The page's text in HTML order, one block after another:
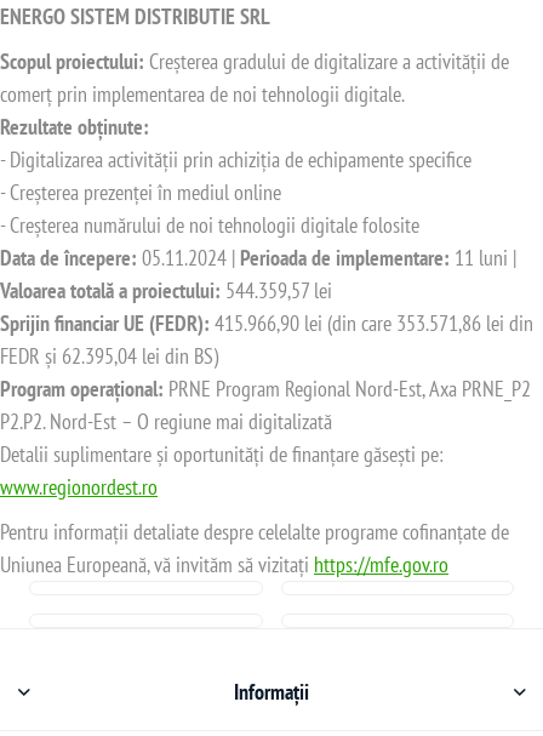
ENERGO SISTEM DISTRIBUTIE SRL
Scopul proiectului: Creșterea gradului de digitalizare a activității de
comerț prin implementarea de noi tehnologii digitale.
Rezultate obținute:
- Digitalizarea activității prin achiziția de echipamente specifice
- Creșterea prezenței în mediul online
- Creșterea numărului de noi tehnologii digitale folosite
Data de începere: 05.11.2024 | Perioada de implementare: 11 luni |
Valoarea totală a proiectului: 544.359,57 lei
Sprijin financiar UE (FEDR): 415.966,90 lei (din care 353.571,86 lei din
FEDR și 62.395,04 lei din BS)
Program operațional: PRNE Program Regional Nord-Est, Axa PRNE_P2
P2.P2. Nord-Est – O regiune mai digitalizată
Detalii suplimentare și oportunități de finanțare găsești pe:
www.regionordest.ro
Pentru informații detaliate despre celelalte programe cofinanțate de
Uniunea Europeană, vă invităm să vizitați https://mfe.gov.ro
Informații